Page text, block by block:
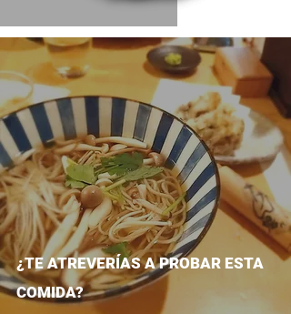
¿TE ATREVERÍAS A PROBAR ESTA
COMIDA?